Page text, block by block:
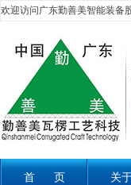
欢迎访问广东勤善美智能装备
首 页 关